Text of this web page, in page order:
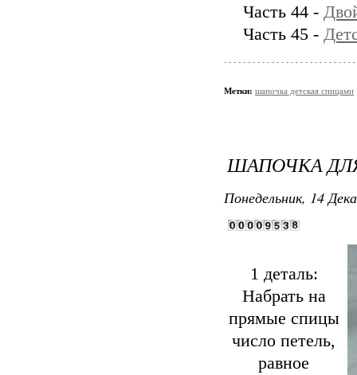
Часть 44 -
Часть 45 -
Метки: шапочка детская спицами
ШАПОЧКА
Понедельник, 14
1 деталь:
Набрать на
прямые спицы
число петель,
равное